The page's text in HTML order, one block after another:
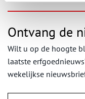
Ontvang de
Wilt u op de hoogte
laatste
wekelijkse